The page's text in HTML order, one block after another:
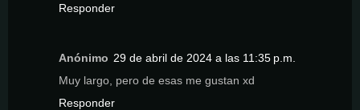
Responder
Anónimo 29 de abril de 2024 a las 11:35 p.m.
Muy largo, pero de esas me gustan xd
Responder